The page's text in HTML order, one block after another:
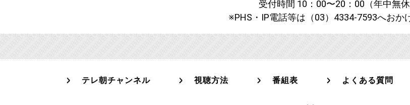
受付時間 10：00〜20：00（年中無休
※PHS・IP電話等は（03）4334-7593へおか
テレ朝チャンネル 視聴方法 番組表 よくある質問